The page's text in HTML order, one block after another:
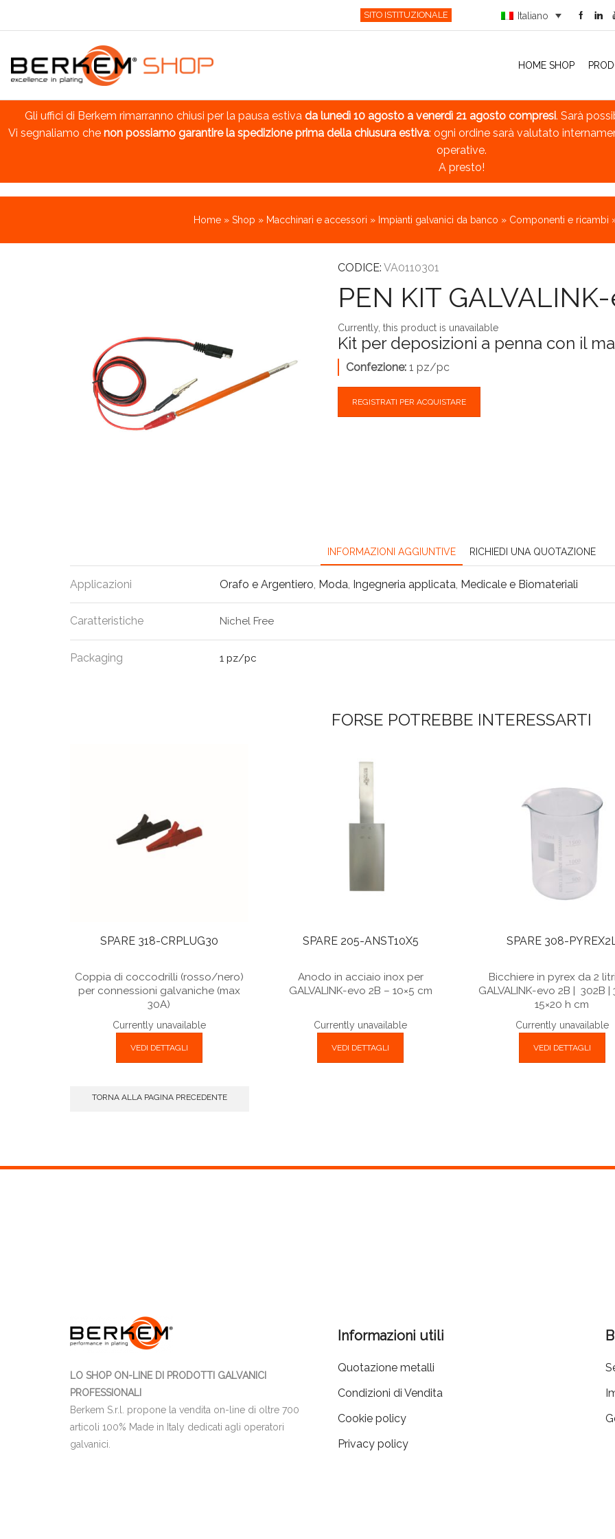
SITO ISTITUZIONALE Italiano
HOME SHOP
Gli uffici di Berkem rimarranno chiusi per la pausa estiva da lunedì 10 agosto a venerdì 21 agosto compresi. Sarà
Vi segnaliamo che non possiamo garantire la spedizione prima della chiusura estiva: ogni ordine sarà valutato
operative.
A presto!
Home» Shop » Macchinari e accessori » Impianti galvanici da banco » Componenti e ricambi
CODICE: VA0110301
PEN KIT
Currently, this product is unavailable
Kit per deposizioni a penna con il
Confezione: 1 pz/pc
REGISTRATI PER ACQUISTARE
INFORMAZIONI AGGIUNTIVE RICHIEDI UNA QUOTAZIONE
Applicazioni Orafo e Argentiero Moda Ingegneria applicata Medicale e Biomateriali
Caratteristiche Nichel Free
Packaging 1 pz/pc
FORSE POTREBBE INTERESSARTI
SPARE 318-CRPLUG30
Coppia di coccodrilli (rosso/nero)
per connessioni galvaniche (max
30A)
Currently unavailable
VEDI DETTAGLI
SPARE 205-ANST10X5
Anodo in acciaio inox per
GALVALINK-evo 2B – 10×5 cm
Currently unavailable
VEDI DETTAGLI
SPARE 308-
Bicchiere in pyrex da 2
GALVALINK-evo 2B | 302B |
15×20 h cm
Currently unavailable
VEDI DETTAGLI
TORNA ALLA PAGINA PRECEDENTE
LO SHOP ON-LINE DI PRODOTTI GALVANICI
PROFESSIONALI
Berkem S.r.l. propone la vendita on-line di oltre 700
articoli 100% Made in Italy dedicati agli operatori
galvanici.
Informazioni utili
Quotazione metalli
Condizioni di Vendita
Cookie policy
Privacy policy